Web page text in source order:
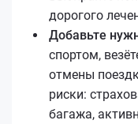
дорогого
Добавьте
спортом,
отмены
риски:
багажа,